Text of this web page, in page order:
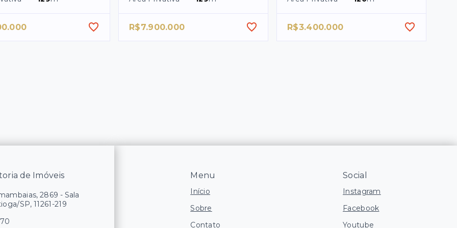
R$7.900.000 R$3.400.000
Menu
Início
Sobre
Contato
Social
Instagram
Facebook
Youtube
de Imóveis
2869 - Sala
SP, 11261-219